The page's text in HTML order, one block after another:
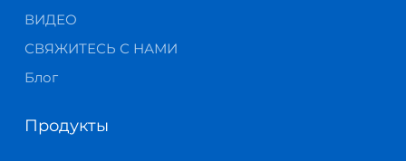
ВИДЕО
СВЯЖИТЕСЬ С НАМИ
Блог
Продукты